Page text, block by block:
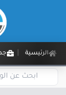
الرئيسية